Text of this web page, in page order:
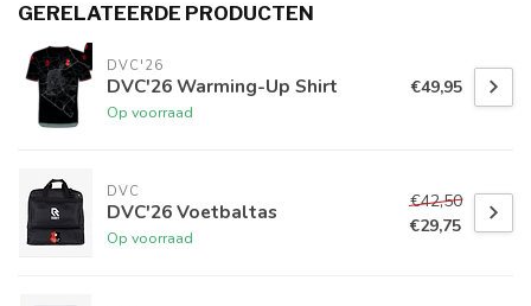
GERELATEERDE PRODUCTEN
DVC'26
DVC'26 Warming-Up Shirt
Op voorraad
€49,95
DVC
DVC'26 Voetbaltas
Op voorraad
€42,50
€29,75